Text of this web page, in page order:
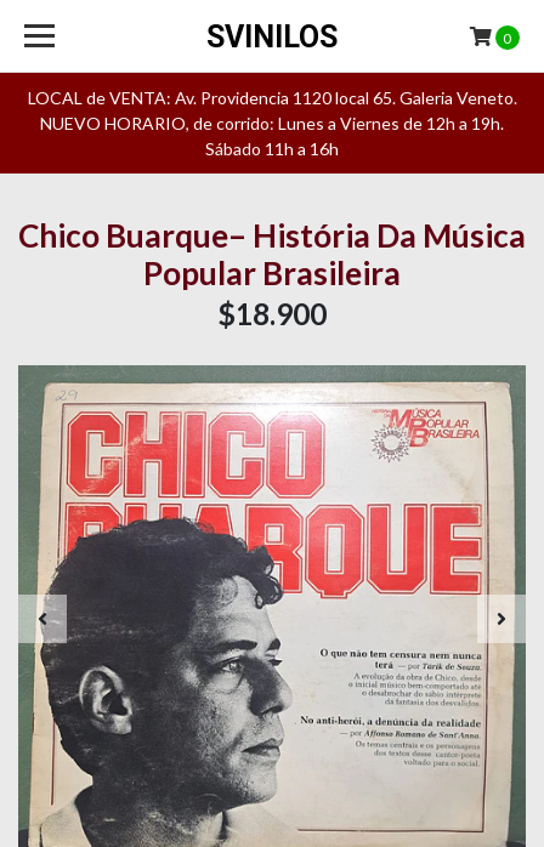
LOCAL de VENTA: Av. Providencia 1120 local 65. Galeria Veneto.
NUEVO HORARIO, de corrido: Lunes a Viernes de 12h a 19h.
Sábado 11h a 16h
SVINILOS 0
Chico Buarque– História Da Música
Popular Brasileira
$18.900